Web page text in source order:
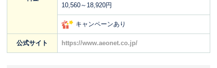
10,560～18,920円
キャンペーンあり
公式サイト https://www.aeonet.co.jp/